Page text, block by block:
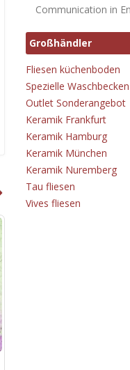
Communication in
Großhändler
Fliesen küchenboden
Spezielle Waschbecken
Outlet Sonderangebot
Keramik Frankfurt
Keramik Hamburg
Keramik München
Keramik Nuremberg
Tau fliesen
Vives fliesen